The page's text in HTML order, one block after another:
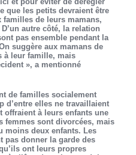
que les petits devraient être
familles de leurs mamans,
autre côté, la relation
pas ensemble pendant la
suggère aux mamans de
à leur famille, mais
», a mentionné
de familles socialement
d’entre elles ne travaillaient
offraient à leurs enfants une
femmes sont divorcées, mais
moins deux enfants. Les
pas donner la garde des
ont leurs propres